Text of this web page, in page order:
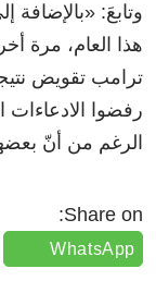
وتابعَ: «بالإضافة
هذا العام، مرة
ترامب تقويض
رفضوا الادعاءات
الرغم من أنّ
Share on:
WhatsApp